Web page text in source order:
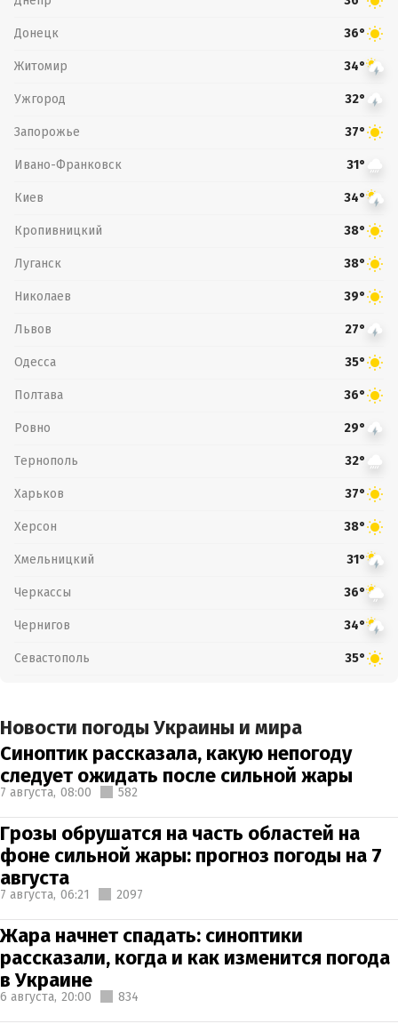
Донецк 36°
Житомир 34°
Ужгород 32°
Запорожье 37°
Ивано-Франковск 31°
Киев 34°
Кропивницкий 38°
Луганск 38°
Николаев 39°
Львов 27°
Одесса 35°
Полтава 36°
Ровно 29°
Тернополь 32°
Харьков 37°
Херсон 38°
Хмельницкий 31°
Черкассы 36°
Чернигов 34°
Севастополь 35°
Новости погоды Украины и мира
Синоптик рассказала, какую непогоду
следует ожидать после сильной жары
7 августа, 08:00 582
Грозы обрушатся на часть областей на
фоне сильной жары: прогноз погоды на 7
августа
7 августа, 06:21 2097
Жара начнет спадать: синоптики
рассказали, когда и как изменится погода
в Украине
6 августа, 20:00 834